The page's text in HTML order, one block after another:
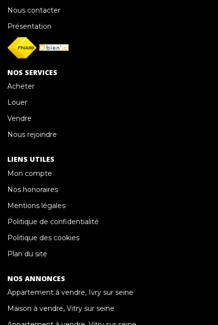
Nous contacter
Présentation
NOS SERVICES
Acheter
Louer
Vendre
Nous rejoindre
LIENS UTILES
Mon compte
Nos honoraires
Mentions légales
Politique de confidentialité
Politique des cookies
Plan du site
NOS ANNONCES
Appartement à vendre, Ivry sur seine
Maison à vendre, Vitry sur seine